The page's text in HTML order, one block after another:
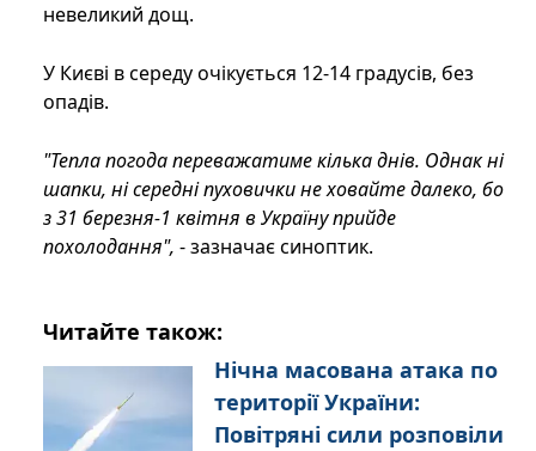
невеликий дощ.
У Києві в середу очікується 12-14 градусів, без
опадів.
"Тепла погода переважатиме кілька днів. Однак ні
шапки, ні середні пуховички не ховайте далеко, бо
з 31 березня-1 квітня в Україну прийде
похолодання", - зазначає синоптик.
Читайте також:
Нічна масована атака по
території України:
Повітряні сили розповіли